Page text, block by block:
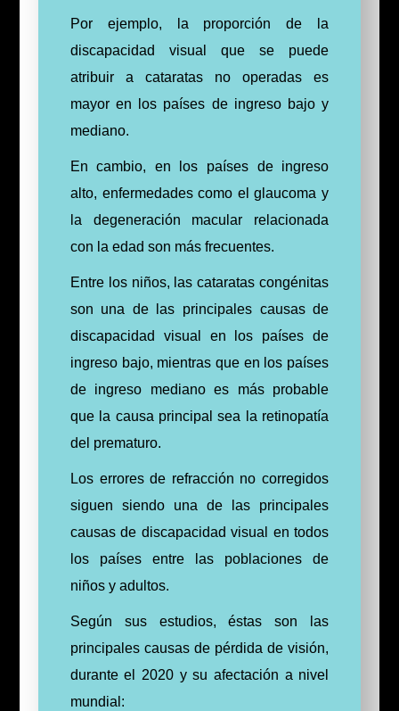
Por ejemplo, la proporción de la
discapacidad visual que se puede
atribuir a cataratas no operadas es
mayor en los países de ingreso bajo y
mediano.
En cambio, en los países de ingreso
alto, enfermedades como el glaucoma y
la degeneración macular relacionada
con la edad son más frecuentes.
Entre los niños, las cataratas congénitas
son una de las principales causas de
discapacidad visual en los países de
ingreso bajo, mientras que en los países
de ingreso mediano es más probable
que la causa principal sea la retinopatía
del prematuro.
Los errores de refracción no corregidos
siguen siendo una de las principales
causas de discapacidad visual en todos
los países entre las poblaciones de
niños y adultos.
Según sus estudios, éstas son las
principales causas de pérdida de visión,
durante el 2020 y su afectación a nivel
mundial: